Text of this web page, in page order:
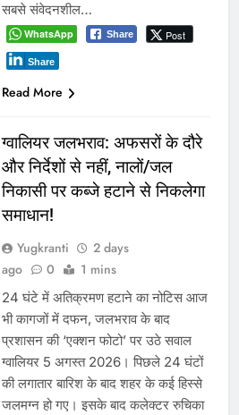
सबसे संवेदनशील…
WhatsApp Share Post
Share
Read More
ग्वालियर जलभराव: अफसरों के दौरे
और निर्देशों से नहीं, नालों/जल
निकासी पर कब्जे हटाने से निकलेगा
समाधान!
Yugkranti
2 days
ago
0 1 mins
24 घंटे में अतिक्रमण हटाने का नोटिस आज
भी कागजों में दफन, जलभराव के बाद
प्रशासन की ‘एक्शन फोटो’ पर उठे सवाल
ग्वालियर 5 अगस्त 2026। पिछले 24 घंटों
की लगातार बारिश के बाद शहर के कई हिस्से
जलमग्न हो गए। इसके बाद कलेक्टर रुचिका